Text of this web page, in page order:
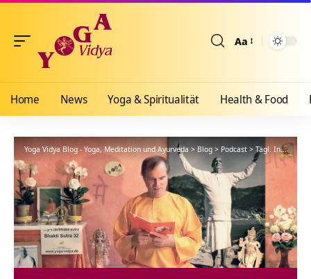
Aa
Home News Yoga & Spiritualität Health & Food
Yoga Vidya Blog - Yoga, Meditation und Ayurveda>Blog > Podcast >Tägl. Inspiration